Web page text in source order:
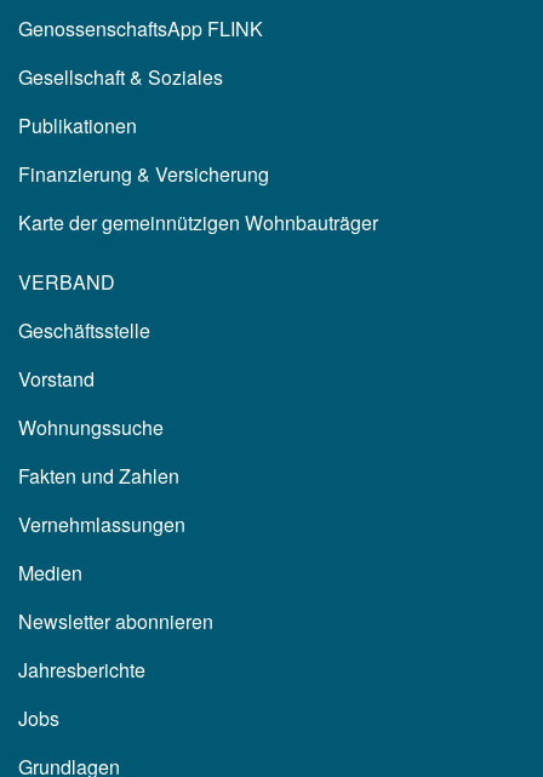
GenossenschaftsApp FLINK
Gesellschaft & Soziales
Publikationen
Finanzierung & Versicherung
Karte der gemeinnützigen Wohnbauträger
VERBAND
Geschäftsstelle
Vorstand
Wohnungssuche
Fakten und Zahlen
Vernehmlassungen
Medien
Newsletter abonnieren
Jahresberichte
Jobs
Grundlagen